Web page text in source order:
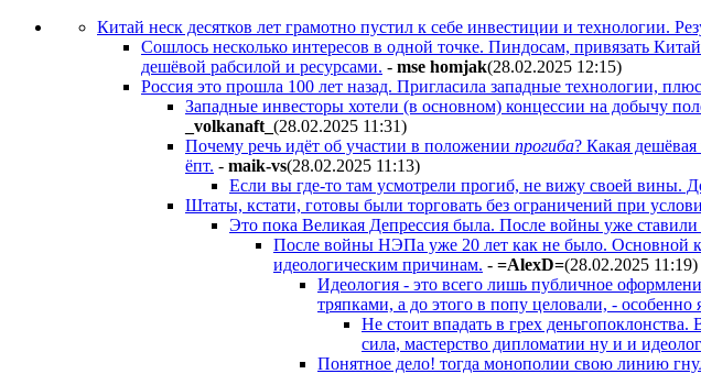
Китай неск десятков лет грамотно пустил к себе инвестиции и технологии.
Сошлось несколько интересов в одной точке. Пиндосам, привязать
дешёвой рабсилой и ресурсами. - mse homjak(28.02.2025 12:15)
Россия это прошла 100 лет назад. Пригласила западные технологии,
Западные инвесторы хотели (в основном) концессии на добычу
_volkanaft_ (28.02.2025 11:31)
Почему речь идёт об участии в положении прогиба? Какая
ёпт. - maik-vs(28.02.2025 11:13)
Если вы где-то там усмотрели прогиб, не вижу своей вины.
Штаты, кстати, готовы были торговать без ограничений при
Это пока Великая Депрессия была. После войны уже
После войны НЭПа уже 20 лет как не было. Основной
идеологическим причинам. - =AlexD=(28.02.2025 11:19)
Идеология - это всего лишь публичное
тряпками, а до этого в попу целовали, - особенно
Не стоит впадать в грех
сила, мастерство дипломатии ну и и
Понятное дело! тогда монополии свою линию